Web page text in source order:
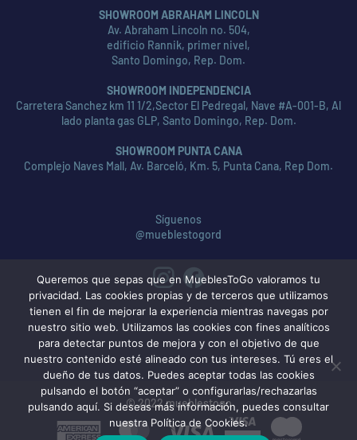
SHOWROOM ABRAHAM LINCOLN
Av. Abraham Lincoln no. 504,
edificio Rannik, primer nivel,
Santo Domingo, Rep. Dom.
SHOWROOM INDEPENDENCIA
Carretera Sanchez km 11 1/2,Sector El Pedregal, Nave #A-001-B, Al
lado planta gas GLP, Santo Domingo, Rep. Dom.
SHOWROOM PUNTA CANA
Complejo Naves Mall, Av. Barceló, Km. 5, Punta Cana, Rep Dom.
Síguenos
@mueblestogord
American MasterCardVisa
© 2022 mueblestogo
Queremos que sepas que en MueblesToGo valoramos tu
privacidad. Las cookies propias y de terceros que utilizamos
tienen el fin de mejorar la experiencia mientras navegas por
nuestro sitio web. Utilizamos las cookies con fines analíticos
para detectar puntos de mejora y con el objetivo de que
nuestro contenido esté alineado con tus intereses. Tú eres el
dueño de tus datos. Puedes aceptar todas las cookies
pulsando el botón “aceptar” o configurarlas/rechazarlas
pulsando aquí. Si deseas más información, puedes consultar
nuestra Política de Cookies.